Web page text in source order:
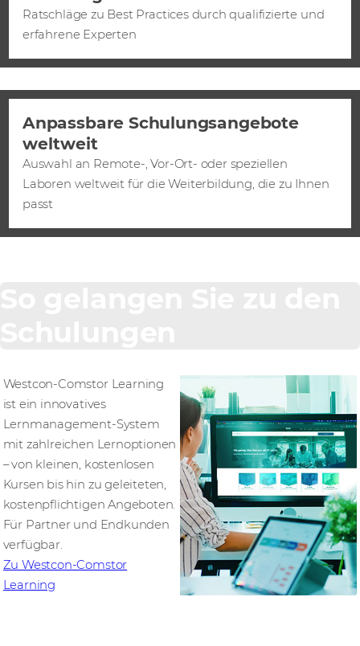
Ratschläge zu Best Practices durch qualifizierte und
erfahrene Experten
Anpassbare Schulungsangebote
weltweit
Auswahl an Remote-, Vor-Ort- oder speziellen
Laboren weltweit für die Weiterbildung, die zu Ihnen
passt
Westcon-Comstor Learning
ist ein innovatives
Lernmanagement-System
mit zahlreichen Lernoptionen
– von kleinen, kostenlosen
Kursen bis hin zu geleiteten,
kostenpflichtigen Angeboten.
Für Partner und Endkunden
verfügbar.
Zu Westcon-Comstor
Learning